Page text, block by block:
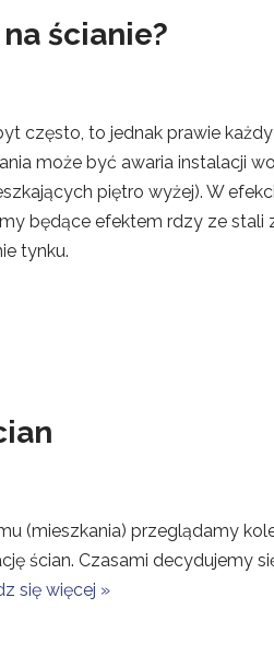
ścianie?
często, to jednak prawie
może być awaria instalacji
piętro wyżej). W
będące efektem rdzy ze stali
tynku.
(mieszkania) przeglądamy
ścian. Czasami decydujemy
się więcej »